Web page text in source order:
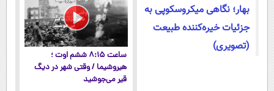
بهار؛ نگاهی میکروسکوپی به
جزئیات خیره‌کننده طبیعت
(تصویری)
ساعت ۸:۱۵ ششم اوت ؛
هیروشیما / وقتی شهر در دیگ
قیر می‌جوشید